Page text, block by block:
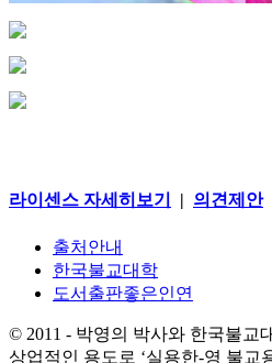
라이센스 자세히보기 | 의견제안
출처안내
한국불교대학
도서출판좋은인연
© 2011 - 박영의 박사와 한국불교
상업적인 용도로 ‘실용한-영 불교